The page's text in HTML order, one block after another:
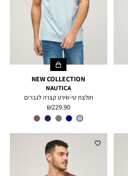
NEW COLLECTION
NAUTICA
חולצת טי-שירט קצרה לגברים
מחיר
מוצר
229.90 ₪
צבע
LIGHT
FRENCH
BLUE